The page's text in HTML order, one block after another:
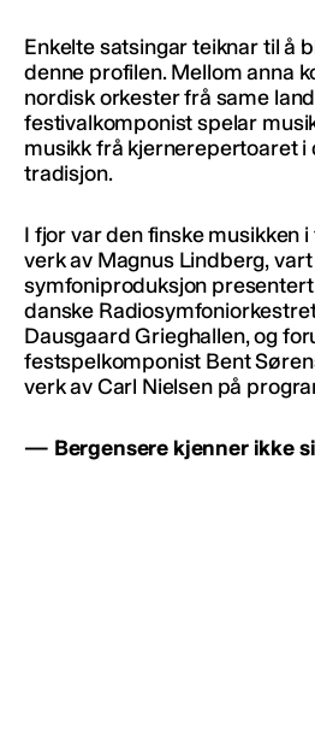
Enkelte satsingar teiknar til å
denne profilen. Mellom anna
nordisk orkester frå same
festivalkomponist spelar
musikk frå kjernerepertoaret i
tradisjon.
I fjor var den finske musikken i
verk av Magnus Lindberg,
symfoniproduksjon
danske
Dausgaard Grieghallen, og
festspelkomponist Bent
verk av Carl Nielsen på
— Bergensere kjenner ikke